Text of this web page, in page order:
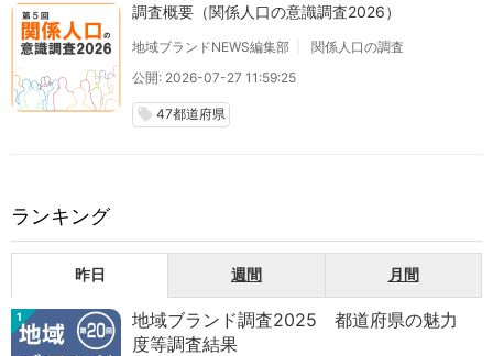
調査概要（関係人口の意識調査2026）
地域ブランドNEWS編集部
関係人口の調査
公開: 2026-07-27 11:59:25
local_offer 47都道府県
ランキング
昨日 週間 月間
1
地域ブランド調査2025 都道府県の魅力
度等調査結果